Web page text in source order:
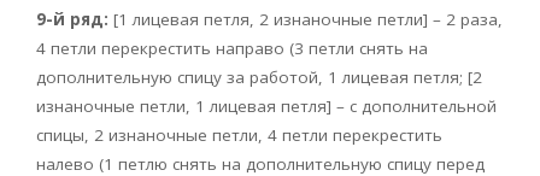
9-й ряд: [1 лицевая петля, 2 изнаночные петли] – 2 раза,
4 петли перекрестить направо (3 петли снять на
дополнительную спицу за работой, 1 лицевая петля; [2
изнаночные петли, 1 лицевая петля] – с дополнительной
спицы, 2 изнаночные петли, 4 петли перекрестить
налево (1 петлю снять на дополнительную спицу перед